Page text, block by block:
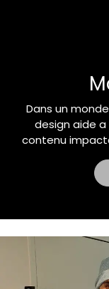
Dans un
design aide
contenu